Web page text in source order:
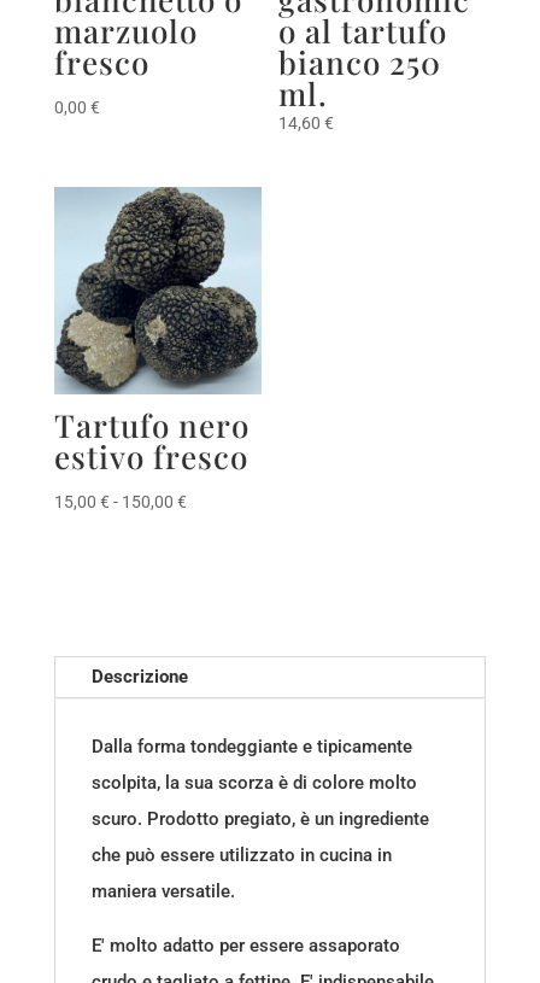
marzuolo
fresco
0,00 €
o al tartufo
bianco 250
ml.
14,60€
Tartufo nero
estivo fresco
15,00 € - 150,00 €Fascia
Descrizione
Dalla forma tondeggiante e tipicamente
scolpita, la sua scorza è di colore molto
scuro. Prodotto pregiato, è un ingrediente
che può essere utilizzato in cucina in
maniera versatile.
E' molto adatto per essere assaporato